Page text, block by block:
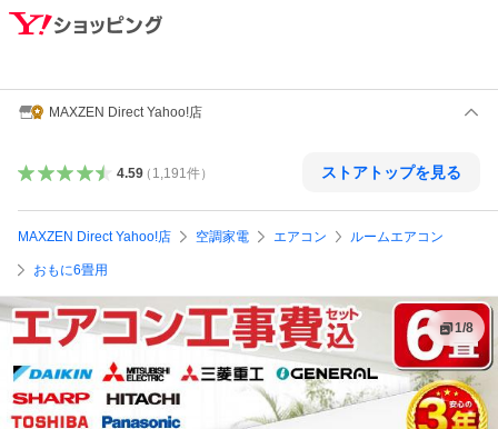
MAXZEN Direct Yahoo!店
4.59（ 1,191件） ストアトップを見る
MAXZEN Direct Yahoo!店 空調家電 エアコン ルームエアコン
おもに6畳用
1/8